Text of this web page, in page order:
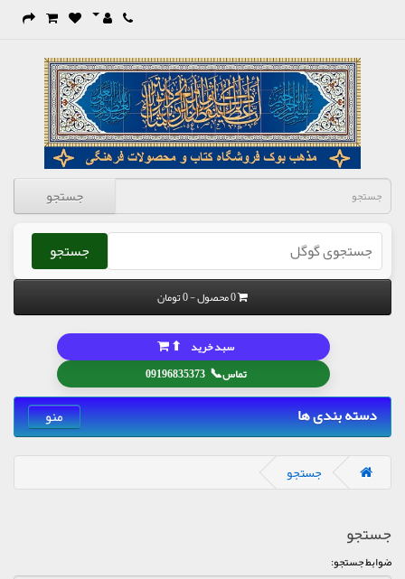
جستجو
جستجو
0 محصول - 0 تومان
تماس📞
09196835373
سبد خرید ⬆
دسته بندی ها منو
جستجو
جستجو
ضوابط جستجو: